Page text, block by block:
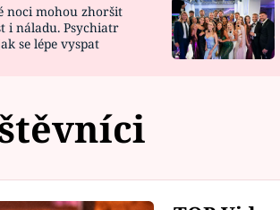
ZAHRADA
DESIGN
noci mohou zhoršit
i náladu. Psychiatr
se lépe vyspat